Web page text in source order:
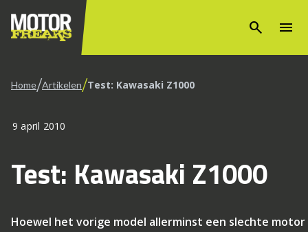
search menu
Home/Artikelen/Test: Kawasaki Z1000
9 april 2010
Test: Kawasaki Z1000
Hoewel het vorige model allerminst een slechte motor